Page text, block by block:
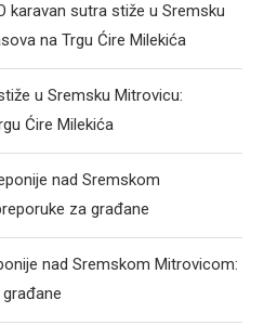
karavan sutra stiže u Sremsku
na Trgu Ćire Milekića
u Sremsku Mitrovicu:
Ćire Milekića
nad Sremskom
za građane
nad Sremskom Mitrovicom: